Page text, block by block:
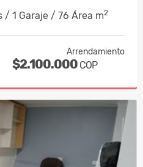
1 Garaje / 76 Área m2
Arrendamiento
$2.100.000 COP